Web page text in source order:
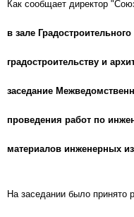
Как сообщает директор
в зале
градостроительству и
заседание
проведения работ по
материалов инженерных
На заседании было принято